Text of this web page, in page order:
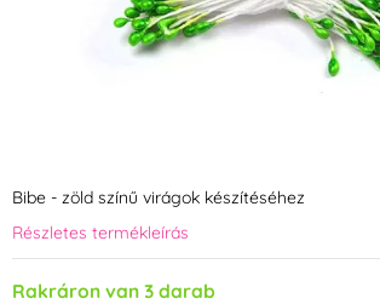
Bibe - zöld színű virágok készítéséhez
Részletes termékleírás
Rakráron van 3 darab